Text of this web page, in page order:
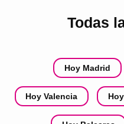
Todas
Hoy Madrid
Hoy Valencia